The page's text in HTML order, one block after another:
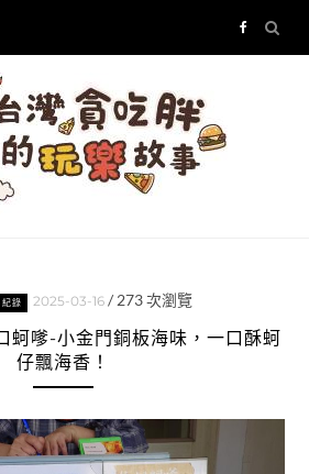
錄 2025-03-16 / 273次瀏覽
蚵嗲-小金門銅板海味，一口酥蚵
仔飄海香！